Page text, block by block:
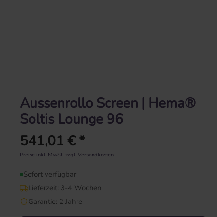
Aussenrollo Screen | Hema®
Soltis Lounge 96
Regulärer Preis:
541,01 € *
Preise inkl. MwSt. zzgl. Versandkosten
Sofort verfügbar
Lieferzeit: 3-4 Wochen
Garantie: 2 Jahre